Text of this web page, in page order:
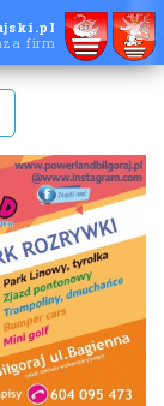
firm